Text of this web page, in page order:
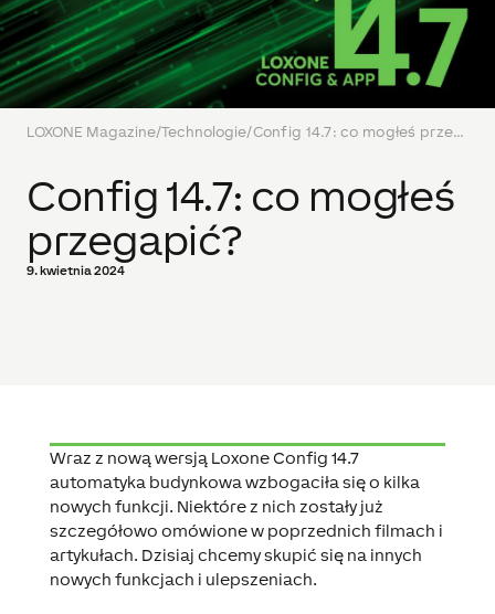
LOXONE Magazine/Technologie/ Config 14.7: co mogłeś przegapić?
Config 14.7: co mogłeś
przegapić?
9. kwietnia 2024
Wraz z nową wersją Loxone Config 14.7
automatyka budynkowa wzbogaciła się o kilka
nowych funkcji. Niektóre z nich zostały już
szczegółowo omówione w poprzednich filmach i
artykułach. Dzisiaj chcemy skupić się na innych
nowych funkcjach i ulepszeniach.